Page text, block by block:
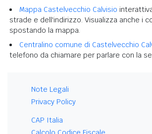
Mappa Castelvecchio Calvisio
strade e dell'indirizzo. Visualizza anche i
spostando la mappa.
Centralino comune di Castelvecchio
telefono da chiamare per parlare con la
Note Legali
Privacy Policy
CAP Italia